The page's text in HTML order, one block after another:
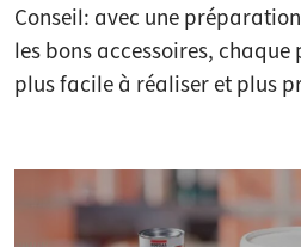
Conseil: avec une
les bons accessoires, chaque
plus facile à réaliser et plus